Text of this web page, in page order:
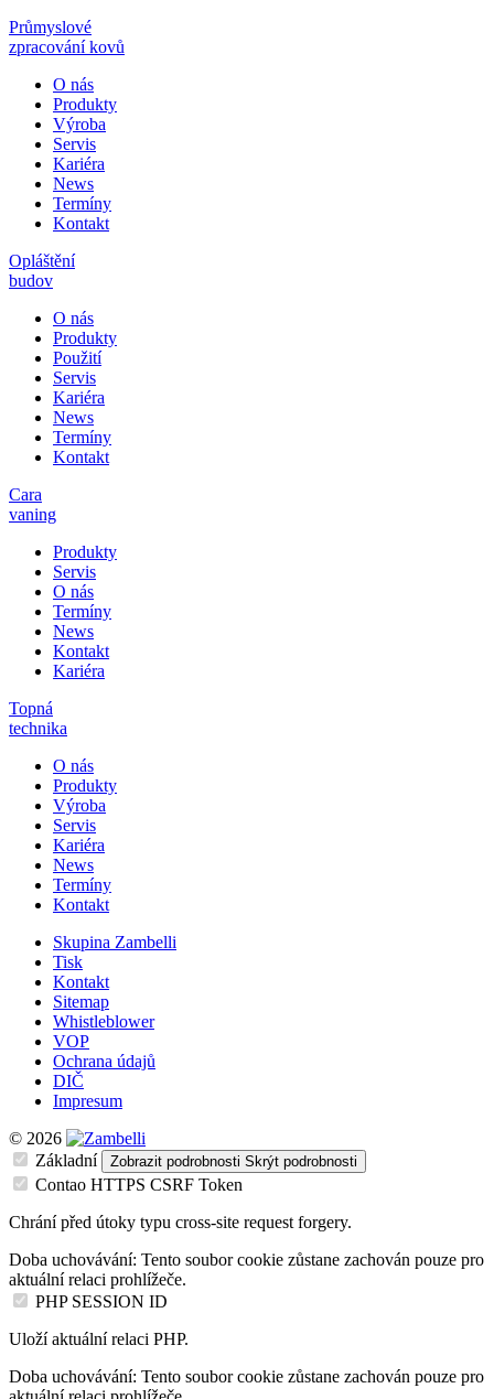
Průmyslové
zpracování kovů
O nás
Produkty
Výroba
Servis
Kariéra
News
Termíny
Kontakt
Opláštění
budov
O nás
Produkty
Použití
Servis
Kariéra
News
Termíny
Kontakt
Cara
vaning
Produkty
Servis
O nás
Termíny
News
Kontakt
Kariéra
Topná
technika
O nás
Produkty
Výroba
Servis
Kariéra
News
Termíny
Kontakt
Skupina Zambelli
Tisk
Kontakt
Sitemap
Whistleblower
VOP
Ochrana údajů
DIČ
Impresum
© 2026
Základní
Zobrazit podrobnosti Skrýt podrobnosti
Contao HTTPS CSRF Token
Chrání před útoky typu cross-site request forgery.
Doba uchovávání: Tento soubor cookie zůstane zachován pouze pro
aktuální relaci prohlížeče.
PHP SESSION ID
Uloží aktuální relaci PHP.
Doba uchovávání: Tento soubor cookie zůstane zachován pouze pro